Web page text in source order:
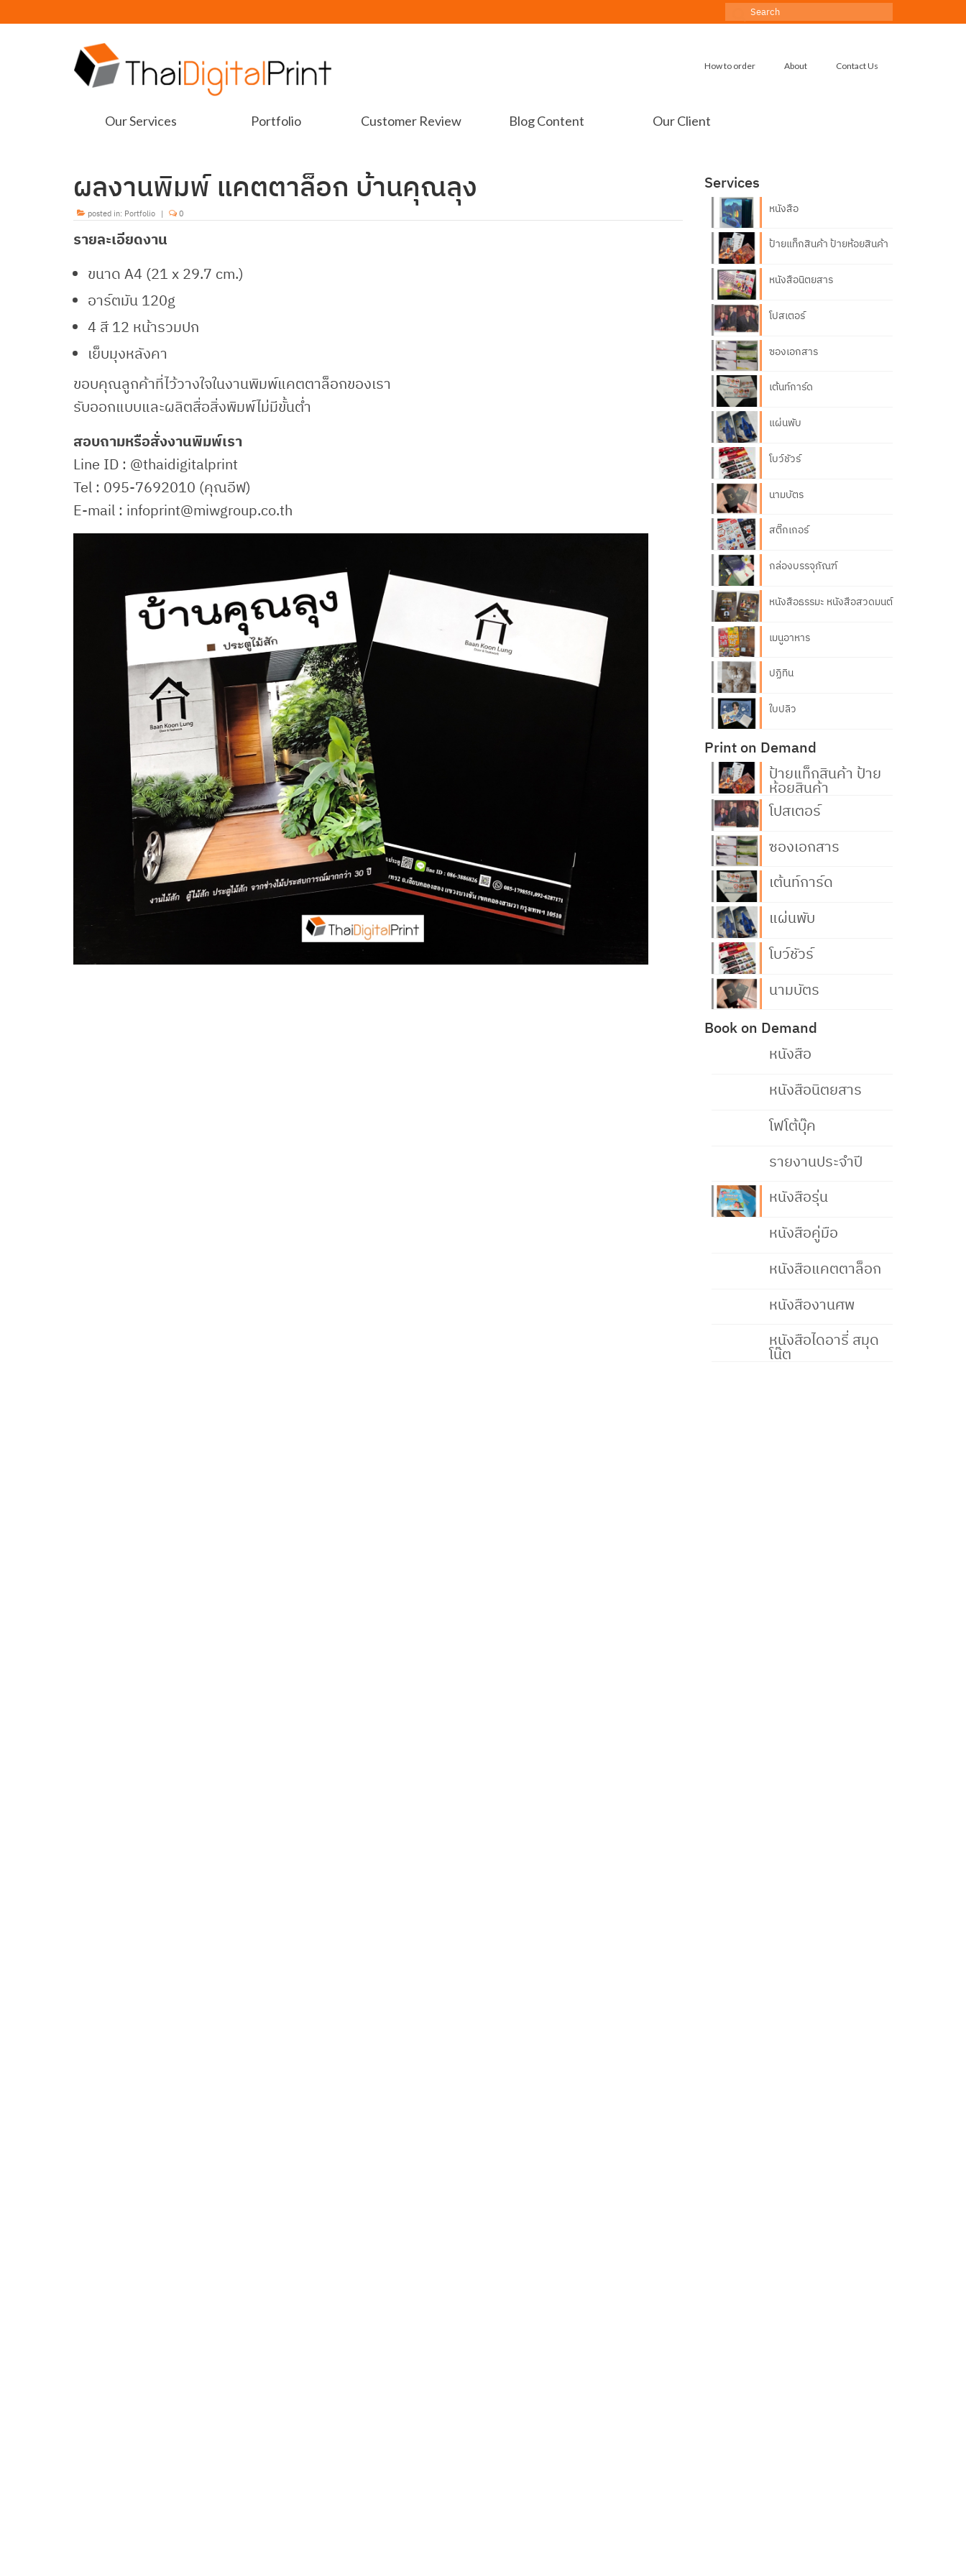
Search
How to order About Contact Us
Our Services Portfolio Customer Review Blog Content Our Client
ผลงานพิมพ์ แคตตาล็อก บ้านคุณลุง
posted in: Portfolio | 0
รายละเอียดงาน
ขนาด A4 (21 x 29.7 cm.)
อาร์ตมัน 120g
4 สี 12 หน้ารวมปก
เย็บมุงหลังคา
ขอบคุณลูกค้าที่ไว้วางใจในงานพิมพ์แคตตาล็อกของเรา
รับออกแบบและผลิตสื่อสิ่งพิมพ์ไม่มีขั้นต่ำ
สอบถามหรือสั่งงานพิมพ์เรา
Line ID : @thaidigitalprint
Tel : 095-7692010 (คุณอีฟ)
E-mail : infoprint@miwgroup.co.th
Services
หนังสือ
ป้ายแท็กสินค้า ป้ายห้อยสินค้า
หนังสือนิตยสาร
โปสเตอร์
ซองเอกสาร
เต้นท์การ์ด
แผ่นพับ
โบว์ชัวร์
นามบัตร
สติ๊กเกอร์
กล่องบรรจุภัณฑ์
หนังสือธรรมะ หนังสือสวดมนต์
เมนูอาหาร
ปฏิทิน
ใบปลิว
Print on Demand
ป้ายแท็กสินค้า ป้าย
ห้อยสินค้า
โปสเตอร์
ซองเอกสาร
เต้นท์การ์ด
แผ่นพับ
โบว์ชัวร์
นามบัตร
Book on Demand
หนังสือ
หนังสือนิตยสาร
โฟโต้บุ๊ค
รายงานประจำปี
หนังสือรุ่น
หนังสือคู่มือ
หนังสือแคตตาล็อก
หนังสืองานศพ
หนังสือไดอารี่ สมุด
โน๊ต